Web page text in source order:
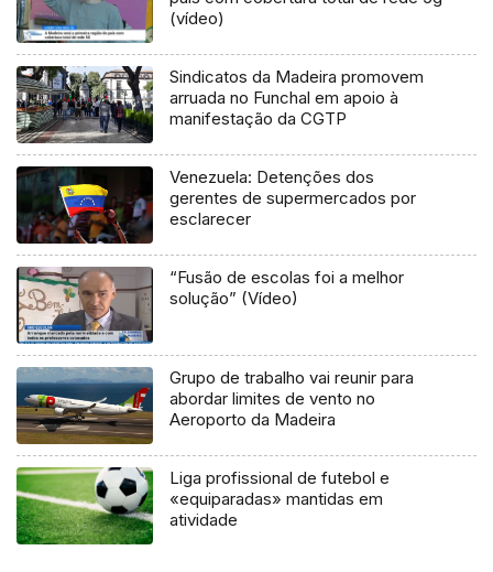
(vídeo)
Sindicatos da Madeira promovem
arruada no Funchal em apoio à
manifestação da CGTP
Venezuela: Detenções dos
gerentes de supermercados por
esclarecer
“Fusão de escolas foi a melhor
solução” (Vídeo)
Grupo de trabalho vai reunir para
abordar limites de vento no
Aeroporto da Madeira
Liga profissional de futebol e
«equiparadas» mantidas em
atividade